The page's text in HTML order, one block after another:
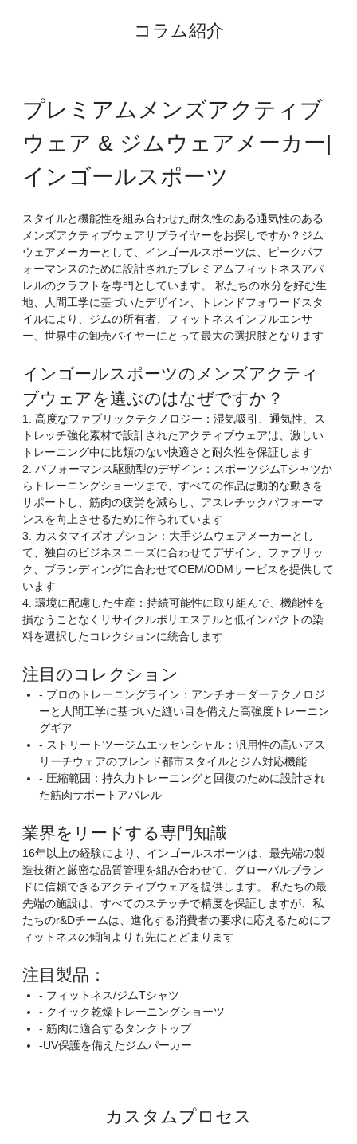
コラム紹介
プレミアムメンズアクティブ
ウェア & ジムウェアメーカー|
インゴールスポーツ
スタイルと機能性を組み合わせた耐久性のある通気性のある
メンズアクティブウェアサプライヤーをお探しですか？ジム
ウェアメーカーとして、インゴールスポーツは、ピークパフ
ォーマンスのために設計されたプレミアムフィットネスアパ
レルのクラフトを専門としています。 私たちの水分を好む生
地、人間工学に基づいたデザイン、トレンドフォワードスタ
イルにより、ジムの所有者、フィットネスインフルエンサ
ー、世界中の卸売バイヤーにとって最大の選択肢となります
インゴールスポーツのメンズアクティ
ブウェアを選ぶのはなぜですか？
1. 高度なファブリックテクノロジー：湿気吸引、通気性、ス
トレッチ強化素材で設計されたアクティブウェアは、激しい
トレーニング中に比類のない快適さと耐久性を保証します
2. パフォーマンス駆動型のデザイン：スポーツジムTシャツか
らトレーニングショーツまで、すべての作品は動的な動きを
サポートし、筋肉の疲労を減らし、アスレチックパフォーマ
ンスを向上させるために作られています
3. カスタマイズオプション：大手ジムウェアメーカーとし
て、独自のビジネスニーズに合わせてデザイン、ファブリッ
ク、ブランディングに合わせてOEM/ODMサービスを提供して
います
4. 環境に配慮した生産：持続可能性に取り組んで、機能性を
損なうことなくリサイクルポリエステルと低インパクトの染
料を選択したコレクションに統合します
注目のコレクション
- プロのトレーニングライン：アンチオーダーテクノロジ
ーと人間工学に基づいた縫い目を備えた高強度トレーニン
グギア
- ストリートツージムエッセンシャル：汎用性の高いアス
リーチウェアのブレンド都市スタイルとジム対応機能
- 圧縮範囲：持久力トレーニングと回復のために設計され
た筋肉サポートアパレル
業界をリードする専門知識
16年以上の経験により、インゴールスポーツは、最先端の製
造技術と厳密な品質管理を組み合わせて、グローバルブラン
ドに信頼できるアクティブウェアを提供します。 私たちの最
先端の施設は、すべてのステッチで精度を保証しますが、私
たちのr&Dチームは、進化する消費者の要求に応えるためにフ
ィットネスの傾向よりも先にとどまります
注目製品：
- フィットネス/ジムTシャツ
- クイック乾燥トレーニングショーツ
- 筋肉に適合するタンクトップ
-UV保護を備えたジムパーカー
カスタムプロセス